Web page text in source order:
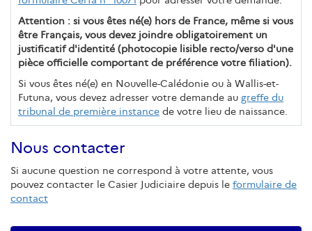
Attention : si vous êtes né(e) hors de France, même si vous
être Français, vous devez joindre obligatoirement un
justificatif d'identité (photocopie lisible recto/verso d'une
pièce officielle comportant de préférence votre filiation).
Si vous êtes né(e) en Nouvelle-Calédonie ou à Wallis-et-
Futuna, vous devez adresser votre demande au greffe du
tribunal de première instance de votre lieu de naissance.
Nous contacter
Si aucune question ne correspond à votre attente, vous
pouvez contacter le Casier Judiciaire depuis le formulaire de
contact